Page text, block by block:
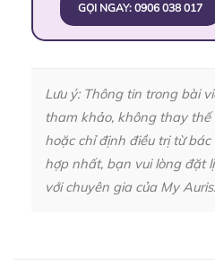
GỌI NGAY: 0906 038 017
Lưu ý: Thông tin trong bài
tham khảo, không thay thế
hoặc chỉ định điều trị từ
hợp nhất, bạn vui lòng đặt
với chuyên gia của My Auris.